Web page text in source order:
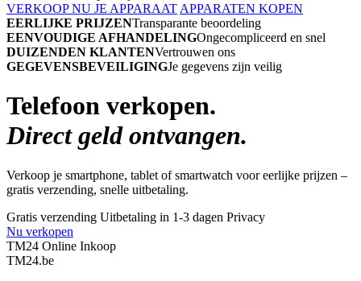
VERKOOP NU JE APPARAAT APPARATEN KOPEN
EERLIJKE PRIJZENTransparante beoordeling
EENVOUDIGE AFHANDELINGOngecompliceerd en snel
DUIZENDEN KLANTENVertrouwen ons
GEGEVENSBEVEILIGINGJe gegevens zijn veilig
Telefoon verkopen.
Direct geld ontvangen.
Verkoop je smartphone, tablet of smartwatch voor eerlijke prijzen –
gratis verzending, snelle uitbetaling.
Gratis verzending Uitbetaling in 1-3 dagen Privacy
Nu verkopen
TM24 Online Inkoop
TM24.be